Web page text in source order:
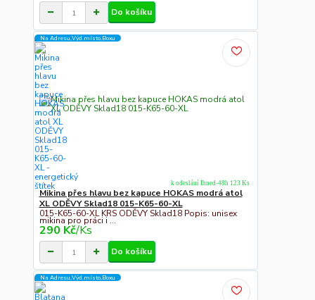
Do košíku
Na Adresu,Výd.místo,Boxu
Mikina přes hlavu bez kapuce HOKAS modrá atol
XL ODĚVY Sklad18 015-K65-60-XL
015-K65-60-XL KRS ODĚVY Sklad18 Popis: unisex
mikina pro práci i ...
290 Kč/Ks
k odeslání Ihned-48h 123 Ks
Do košíku
Na Adresu,Výd.místo,Boxu